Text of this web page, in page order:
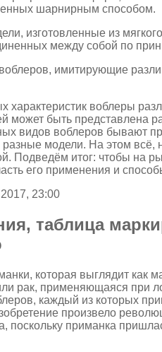
шарнирным способом.
изготовленные из
между собой по
имитирующие
характеристик воблеры
может быть представлена
видов воблеров бывают
модели. На этом всё,
Подведём итог: чтобы на
его применения и
23:00
таблица
которая выглядит как
рак, применяющаяся при
каждый из которых
произвело
поскольку приманка